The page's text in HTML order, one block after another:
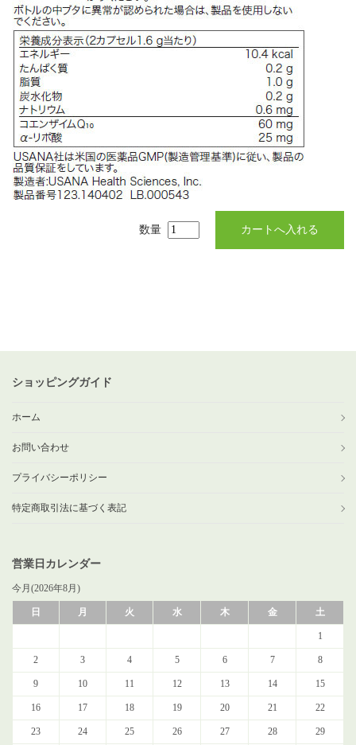
数量
ショッピングガイド
ホーム
お問い合わせ
プライバシーポリシー
特定商取引法に基づく表記
営業日カレンダー
今月(2026年8月)
日 月 火 水 木 金 土
1
2 3 4 5 6 7 8
9 10 11 12 13 14 15
16 17 18 19 20 21 22
23 24 25 26 27 28 29